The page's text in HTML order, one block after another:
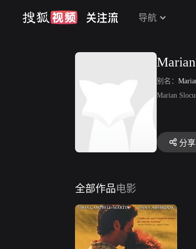
导航
别名：
Marian
分享
全部作品电影